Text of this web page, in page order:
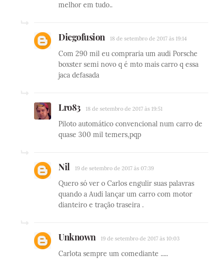
melhor em tudo..
Diegofusion 18 de setembro de 2017 às 19:14
Com 290 mil eu compraria um audi Porsche
boxster semi novo q é mto mais carro q essa
jaca defasada
Lro83 18 de setembro de 2017 às 19:51
Piloto automático convencional num carro de
quase 300 mil temers,pqp
Nil 19 de setembro de 2017 às 07:39
Quero só ver o Carlos engulir suas palavras
quando a Audi lançar um carro com motor
dianteiro e tração traseira .
Unknown 19 de setembro de 2017 às 10:03
Carlota sempre um comediante .....